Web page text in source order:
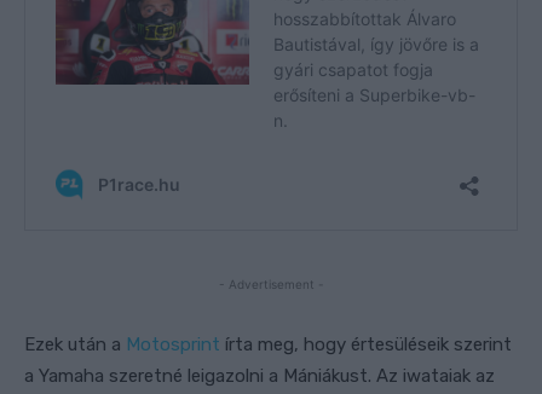
- Advertisement -
Ezek után a Motosprint írta meg, hogy értesüléseik szerint
a Yamaha szeretné leigazolni a Mániákust. Az iwataiak az